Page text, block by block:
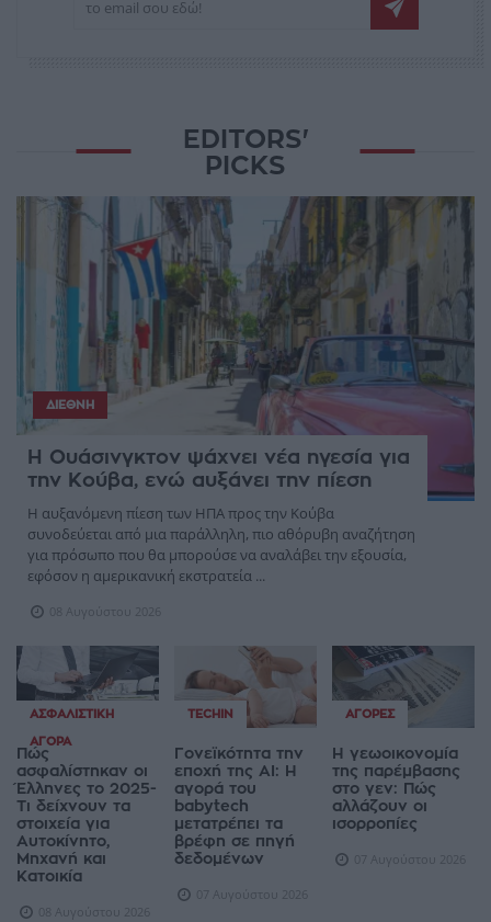
EDITORS'
PICKS
ΔΙΕΘΝΉ
Η Ουάσινγκτον ψάχνει νέα ηγεσία για
την Κούβα, ενώ αυξάνει την πίεση
Η αυξανόμενη πίεση των ΗΠΑ προς την Κούβα
συνοδεύεται από μια παράλληλη, πιο αθόρυβη αναζήτηση
για πρόσωπο που θα μπορούσε να αναλάβει την εξουσία,
εφόσον η αμερικανική εκστρατεία ...
08 Αυγούστου 2026
ΑΣΦΑΛΙΣΤΙΚΉ
ΑΓΟΡΆ
Πώς
ασφαλίστηκαν οι
Έλληνες το 2025-
Τι δείχνουν τα
στοιχεία για
Αυτοκίνητο,
Μηχανή και
Κατοικία
08 Αυγούστου 2026
TECHIN
Γονεϊκότητα την
εποχή της AI: Η
αγορά του
babytech
μετατρέπει τα
βρέφη σε πηγή
δεδομένων
07 Αυγούστου 2026
ΑΓΟΡΈΣ
Η γεωοικονομία
της παρέμβασης
στο γεν: Πώς
αλλάζουν οι
ισορροπίες
07 Αυγούστου 2026